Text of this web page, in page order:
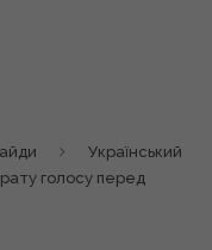
Український
голосу перед